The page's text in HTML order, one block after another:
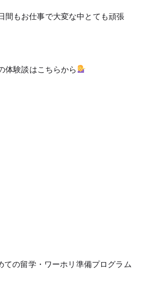
間もお仕事で大変な中とても頑張
体験談はこちらから
ての留学・ワーホリ準備プログラム